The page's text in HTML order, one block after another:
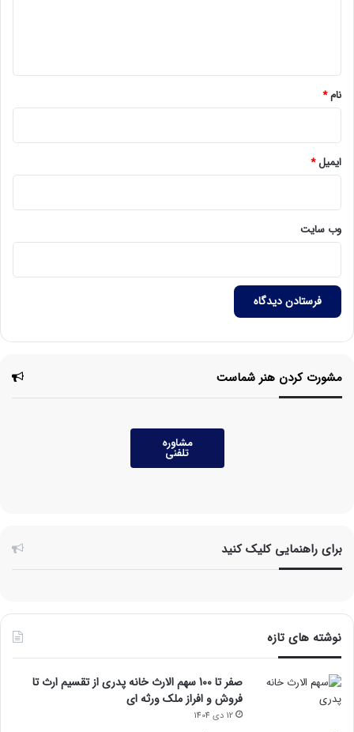
نام*
ایمیل*
وب‌ سایت
مشورت کردن هنر شماست
مشاوره
تلفنی
برای راهنمایی کلیک کنید
نوشته های تازه
صفر تا 100 سهم الارث خانه پدری از تقسیم ارث تا
فروش و افراز ملک ورثه ای
12 دی 1404